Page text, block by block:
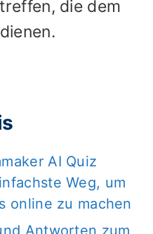
die dem
AI Quiz
Weg, um
online zu machen
Antworten zum